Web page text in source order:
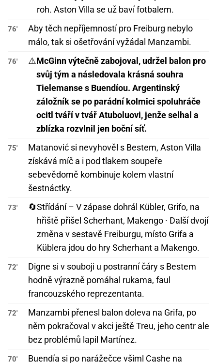
roh. Aston Villa se už baví fotbalem.
76'
Aby těch nepříjemností pro Freiburg nebylo
málo, tak si ošetřování vyžádal Manzambi.
76' ⚠️McGinn výtečně zabojoval, udržel balon pro
svůj tým a následovala krásná souhra
Tielemanse s Buendíou. Argentinský
záložník se po parádní kolmici spoluhráče
ocitl tváří v tvář Atuboluovi, jenže selhal a
zblízka rozvlnil jen boční síť.
75'
Matanović si nevyhověl s Bestem, Aston Villa
získává míč a i pod tlakem soupeře
sebevědomě kombinuje kolem vlastní
šestnáctky.
73' 🔄Střídání – V zápase dohrál Kübler, Grifo, na
hřiště přišel Scherhant, Makengo · Další dvojí
změna v sestavě Freiburgu, místo Grifa a
Küblera jdou do hry Scherhant a Makengo.
72'
Digne si v souboji u postranní čáry s Bestem
hodně výrazně pomáhal rukama, faul
francouzského reprezentanta.
72'
Manzambi přenesl balon doleva na Grifa, po
něm pokračoval v akci ještě Treu, jeho centr ale
bez problémů lapil Martínez.
70'
Buendía si po narážečce všiml Cashe na